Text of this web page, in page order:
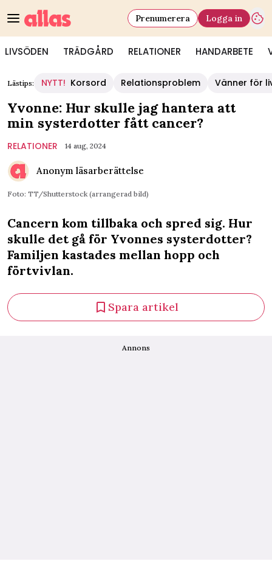
LIVSÖDEN TRÄDGÅRD RELATIONER HANDARBETE
Prenumerera Logga in
Lästips: NYTT! Korsord Relationsproblem Vänner för
Yvonne: Hur skulle jag hantera att
min systerdotter fått cancer?
RELATIONER 14 aug, 2024
Anonym läsarberättelse
Foto: TT/Shutterstock (arrangerad bild)
Cancern kom tillbaka och spred sig. Hur
skulle det gå för Yvonnes systerdotter?
Familjen kastades mellan hopp och
förtvivlan.
Spara artikel
Annons